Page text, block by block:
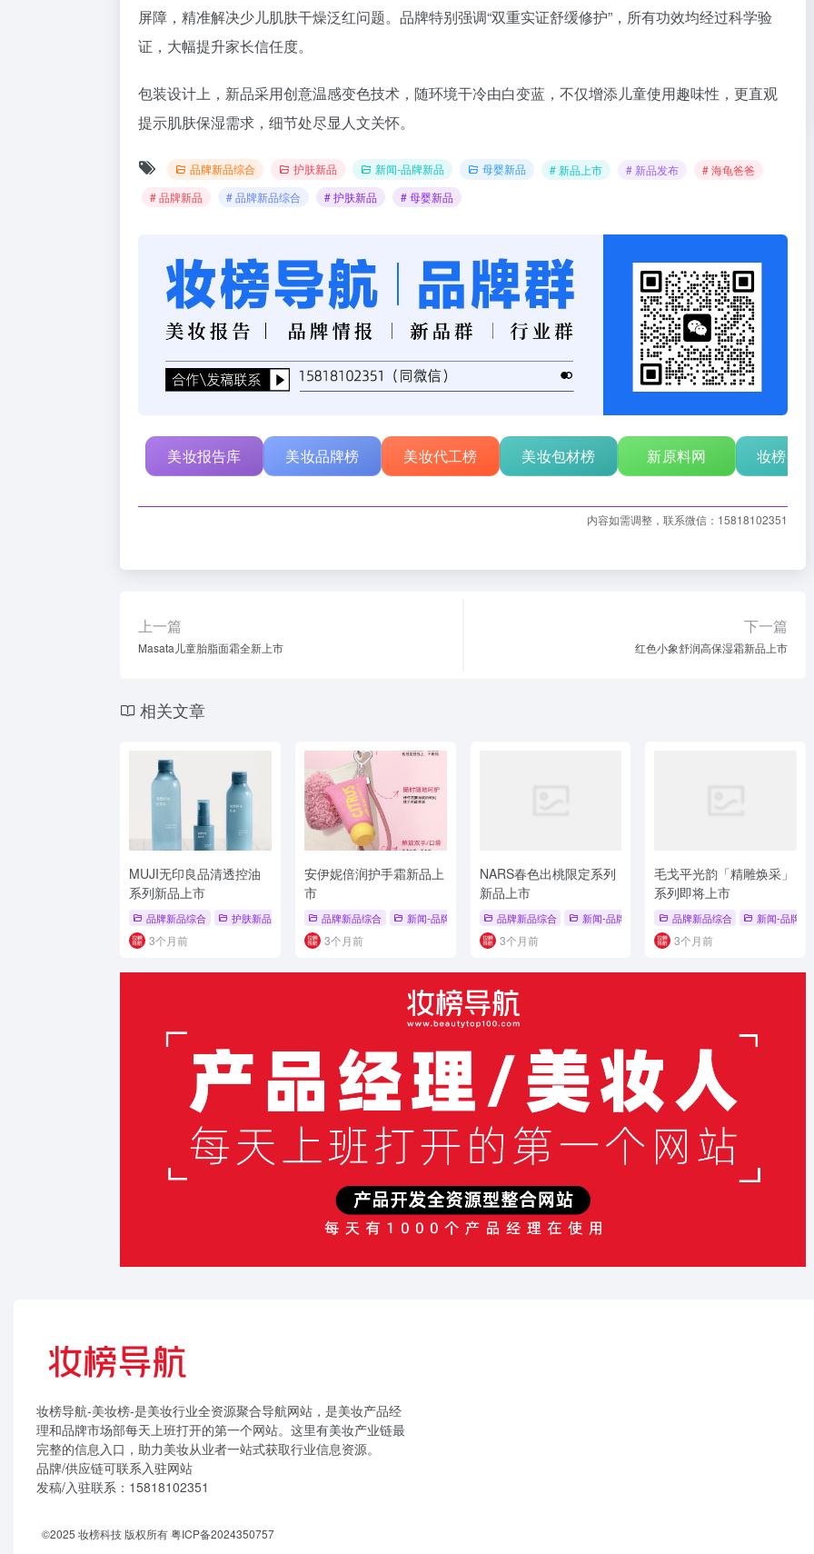
屏障，精准解决少儿肌肤干燥泛红问题。品牌特别强调“双重实证舒缓修护”，所有功效均经过科学验
证，大幅提升家长信任度。
包装设计上，新品采用创意温感变色技术，随环境干冷由白变蓝，不仅增添儿童使用趣味性，更直观
提示肌肤保湿需求，细节处尽显人文关怀。
品牌新品综合 护肤新品 新闻-品牌新品 母婴新品 # 新品上市 # 新品发布
# 海龟爸爸
# 品牌新品
# 品牌新品综合 # 护肤新品 # 母婴新品
美妆报告库 美妆品牌榜 美妆代工榜 美妆包材榜 新原料网 妆榜行
内容如需调整，联系微信：15818102351
上一篇
Masata儿童胎脂面霜全新上市
下一篇
红色小象舒润高保湿霜新品上市
相关文章
MUJI无印良品清透控油
系列新品上市
品牌新品综合 护肤新品 # 护肤新品 # 品牌系列新品 # 新品上市
3个月前
安伊妮倍润护手霜新品上
市
品牌新品综合 新闻-品牌新品 # 品牌新品综合 # 新品发布
3个月前
NARS春色出桃限定系列
新品上市
品牌新品综合 新闻-品牌新品 # 品牌新品 # 品牌新品综合
3个月前
毛戈平光韵「精雕焕采」
系列即将上市
品牌新品综合 新闻-品牌新
3个月前
妆榜导航-美妆榜-是美妆行业全资源聚合导航网站，是美妆产品经
理和品牌市场部每天上班打开的第一个网站。这里有美妆产业链最
完整的信息入口，助力美妆从业者一站式获取行业信息资源。
品牌/供应链可联系入驻网站
发稿/入驻联系：15818102351
©2025 妆榜科技 版权所有粤ICP备2024350757